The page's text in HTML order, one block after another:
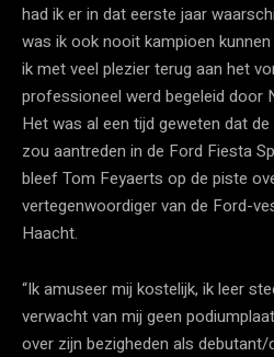
had ik er in dat eerste jaar
was ik ook nooit kampioen
ik met veel plezier terug aan het
professioneel werd begeleid door
Het was al een tijd geweten dat
zou aantreden in de Ford Fiesta
bleef Tom Feyaerts op de piste
vertegenwoordiger van de Ford-
Haacht.
“Ik amuseer mij kostelijk, ik leer
verwacht van mij geen
over zijn bezigheden als